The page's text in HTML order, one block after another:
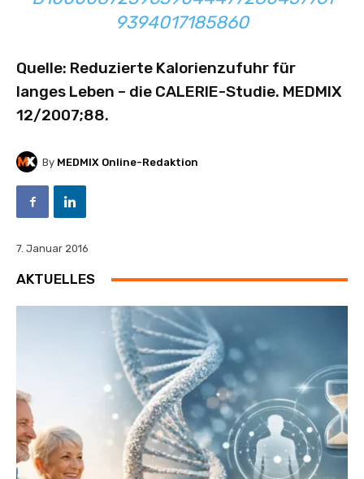
9394017185860
Quelle: Reduzierte Kalorienzufuhr für
langes Leben – die CALERIE-Studie. MEDMIX
12/2007;88.
By MEDMIX Online-Redaktion
7. Januar 2016
AKTUELLES